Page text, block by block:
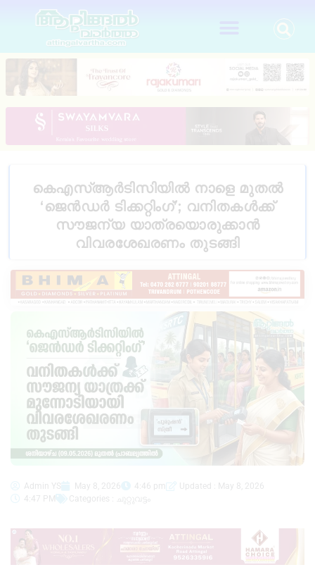
കെഎസ്ആർടിസിയിൽ നാളെ മുതൽ
‘ജെൻഡർ ടിക്കറ്റിംഗ്’; വനിതകൾക്ക്
സൗജന്യ യാത്രയൊരുക്കാൻ
വിവരശേഖരണം തുടങ്ങി
Admin YS May 8, 2026 4:46 pm
Updated : May 8, 2026
4:47 PM
Categories : ചുറ്റുവട്ടം